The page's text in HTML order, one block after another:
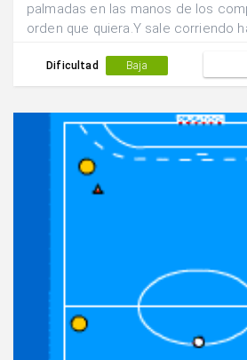
palmadas en las manos de los
orden que quiera.Y sale corriendo
otro coge el balón y trata de pasar
vez sobrepasada la linea
Dificultad Baja